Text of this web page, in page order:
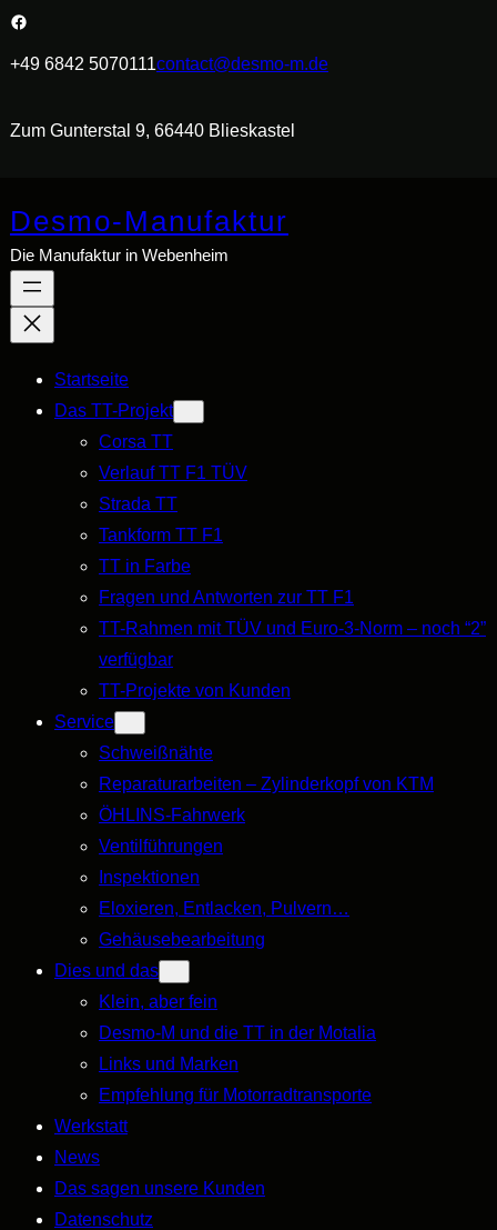
ZumFacebook
+49 6842 5070111contact@desmo-m.de
Zum Gunterstal 9, 66440 Blieskastel
Desmo-Manufaktur
Die Manufaktur in Webenheim
Startseite
Das TT-Projekt
Corsa TT
Verlauf TT F1 TÜV
Strada TT
Tankform TT F1
TT in Farbe
Fragen und Antworten zur TT F1
TT-Rahmen mit TÜV und Euro-3-Norm – noch “2”
verfügbar
TT-Projekte von Kunden
Service
Schweißnähte
Reparaturarbeiten – Zylinderkopf von KTM
ÖHLINS-Fahrwerk
Ventilführungen
Inspektionen
Eloxieren, Entlacken, Pulvern…
Gehäusebearbeitung
Dies und das
Klein, aber fein
Desmo-M und die TT in der Motalia
Links und Marken
Empfehlung für Motorradtransporte
Werkstatt
News
Das sagen unsere Kunden
Datenschutz